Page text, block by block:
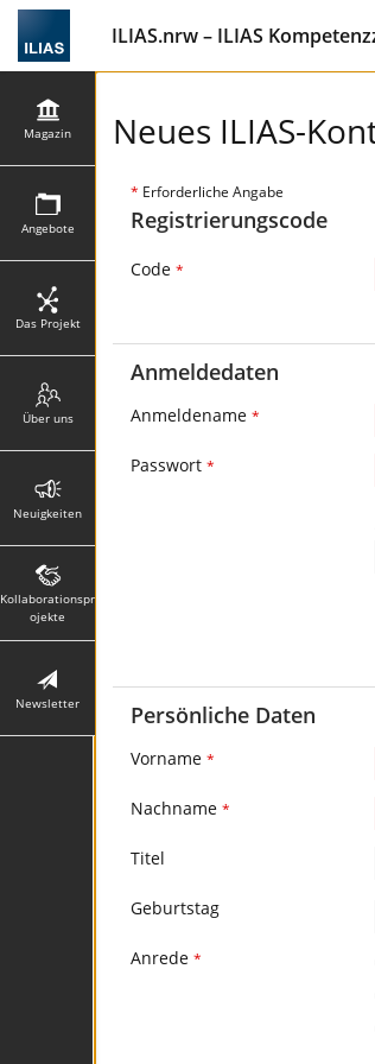
ILIAS.nrw – ILIAS
Magazin
Angebote
Das Projekt
Über uns
Neuigkeiten
Kollaborationspr
ojekte
Newsletter
Neues ILIAS-
* Erforderliche Angabe
Registrierungscode
Code *
Anmeldedaten
Anmeldename *
Passwort *
Persönliche Daten
Vorname *
Nachname *
Titel
Geburtstag
Anrede *